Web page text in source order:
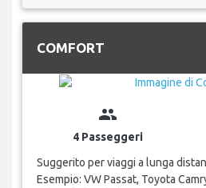
COMFORT
group
4 Passeggeri
Suggerito per viaggi a lunga
Esempio: VW Passat, Toyota